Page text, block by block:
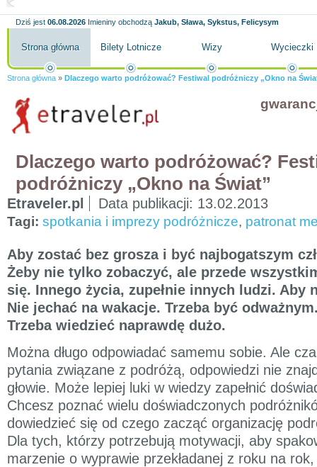
Dziś jest 06.08.2026 Imieniny obchodzą Jakub, Sława, Sykstus, Felicysym
Strona główna Bilety Lotnicze Wizy Wycieczki
Strona główna » Dlaczego warto podróżować? Festiwal podróżniczy „Okno na
Dlaczego warto podróżować?
podróżniczy „Okno na Świat”
Etraveler.pl Data publikacji: 13.02.2013
Tagi: spotkania i imprezy podróżnicze, patronat
Aby zostać bez grosza i być najbogatszym
Żeby nie tylko zobaczyć, ale przede
się. Innego życia, zupełnie innych ludzi. Aby
Nie jechać na wakacje. Trzeba być
Trzeba wiedzieć naprawdę dużo.
Można długo odpowiadać samemu sobie. Ale
pytania związane z podróżą, odpowiedzi nie
głowie. Może lepiej luki w wiedzy zapełnić
Chcesz poznać wielu doświadczonych
dowiedzieć się od czego zacząć organizację
Dla tych, którzy potrzebują motywacji, aby
marzenie o wyprawie przekładanej z roku na rok,